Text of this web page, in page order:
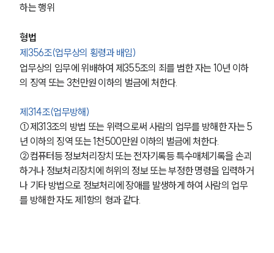
하는 행위
형법
제356조(업무상의 횡령과 배임)
업무상의 임무에 위배하여 제355조의 죄를 범한 자는 10년 이하
의 징역 또는 3천만원 이하의 벌금에 처한다.
제314조(업무방해)
①제313조의 방법 또는 위력으로써 사람의 업무를 방해한 자는 5
년 이하의 징역 또는 1천500만원 이하의 벌금에 처한다.
②컴퓨터등 정보처리장치 또는 전자기록등 특수매체기록을 손괴
하거나 정보처리장치에 허위의 정보 또는 부정한 명령을 입력하거
나 기타 방법으로 정보처리에 장애를 발생하게 하여 사람의 업무
를 방해한 자도 제1항의 형과 같다.